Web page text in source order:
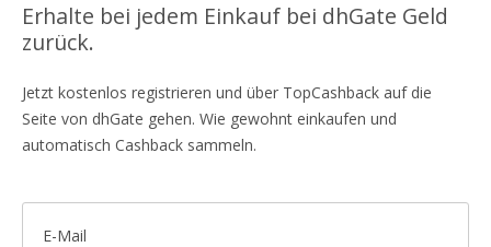
Erhalte bei jedem Einkauf bei dhGate Geld
zurück.
Jetzt kostenlos registrieren und über TopCashback auf die
Seite von dhGate gehen. Wie gewohnt einkaufen und
automatisch Cashback sammeln.
E-Mail